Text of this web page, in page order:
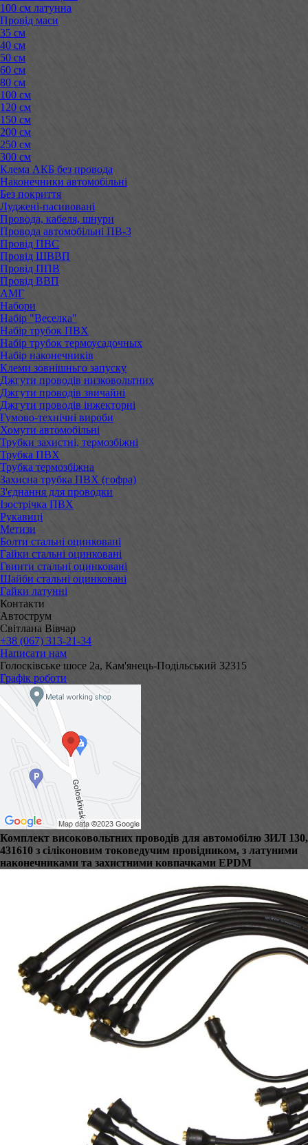
100 см латунна
Провід маси
35 см
40 см
50 см
60 см
80 см
100 см
120 см
150 см
200 см
250 см
300 см
Клема АКБ без провода
Наконечники автомобільні
Без покриття
Луджені-пасивовані
Провода, кабеля, шнури
Провода автомобільні ПВ-3
Провід ПВС
Провід ШВВП
Провід ППВ
Провід ВВП
АМГ
Набори
Набір "Веселка"
Набір трубок ПВХ
Набір трубок термоусадочных
Набір наконечників
Клеми зовнішньго запуску
Джгути проводів низковольтних
Джгути проводів звичайні
Джгути проводів інжекторні
Гумово-технічні вироби
Хомути автомобільні
Трубки захистні, термозбіжні
Трубка ПВХ
Трубка термозбіжна
Захисна трубка ПВХ (гофра)
З'єднання для проводки
Ізострічка ПВХ
Рукавиці
Метизи
Болти стальні оцинковані
Гайки стальні оцинковані
Гвинти стальні оцинковані
Шайби стальні оцинковані
Гайки латунні
Контакти
Автострум
Світлана Вівчар
+38 (067) 313-21-34
Написати нам
Голосківське шосе 2а, Кам'янець-Подільський 32315
Графік роботи
Комплект високовольтних проводів для автомобілю ЗИЛ 130,
431610 з сіліконовим токоведучим провідником, з латуними
наконечниками та захистними ковпачками EPDM